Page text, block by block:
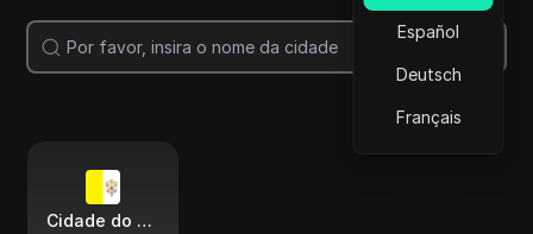
Español
Deutsch
Français
Pesquisar
Cidade do Vaticano